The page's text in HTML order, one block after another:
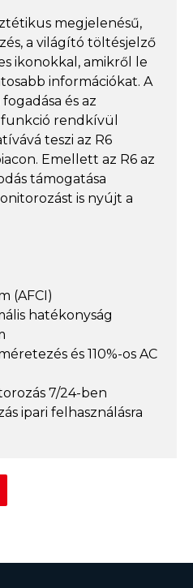
megjelenésű,
a világító töltésjelző
ikonokkal, amikről le
információkat. A
és az
rendkívül
teszi az R6
Emellett az R6 az
támogatása
is nyújt a
(AFCI)
hatékonyság
és 110%-os AC
7/24-ben
ipari felhasználásra